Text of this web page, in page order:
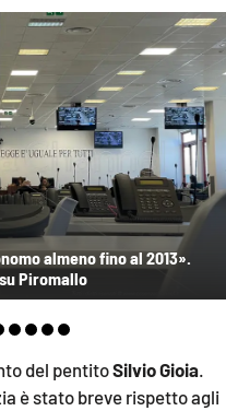
almeno fino al 2013».
Piromallo
del pentitoSilvio Gioia.
è stato breve rispetto agli